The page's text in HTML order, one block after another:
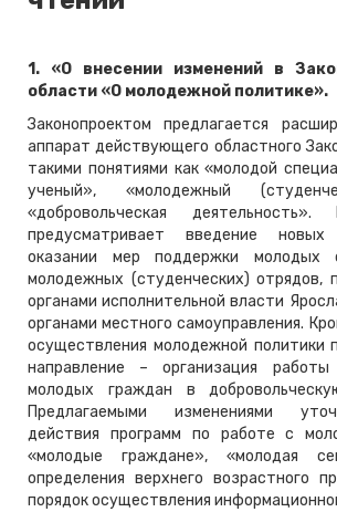
1. «О внесении изменений в
области «О молодежной политике».
Законопроектом предлагается
аппарат действующего областного
такими понятиями как «молодой
ученый», «молодежный
«добровольческая
предусматривает введение
оказании мер поддержки молодых
молодежных (студенческих) отрядов,
органами исполнительной власти
органами местного самоуправления.
осуществления молодежной политики
направление – организация
молодых граждан в
Предлагаемыми изменениями
действия программ по работе с
«молодые граждане», «молодая
определения верхнего возрастного
порядок осуществления